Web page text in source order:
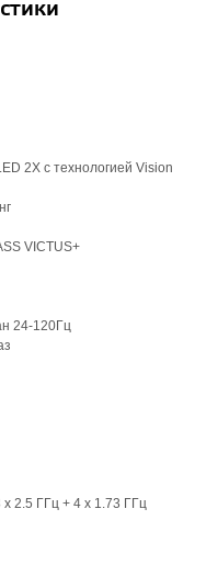
2X с технологией Vision
VICTUS+
24-120Гц
2.5 ГГц + 4 x 1.73 ГГц